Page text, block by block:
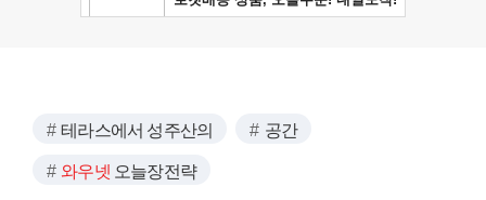
테라스에서 성주산의 공간
와우넷 오늘장전략